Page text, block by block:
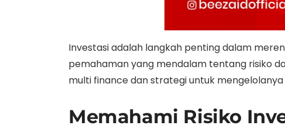
Investasi adalah langkah penting dalam
pemahaman yang mendalam tentang risiko
multi finance dan strategi untuk
Memahami Risiko